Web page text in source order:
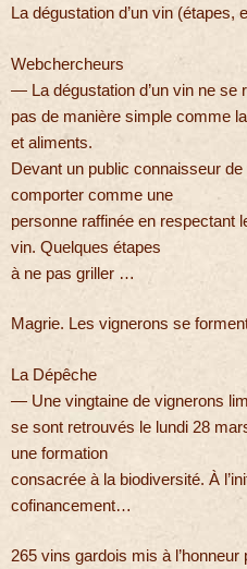
La dégustation d’un vin (étapes,
Webchercheurs
— La dégustation d’un vin ne se
pas de manière simple comme
et aliments.
Devant un public connaisseur
comporter comme une
personne raffinée en respectant
vin. Quelques étapes
à ne pas griller …
Magrie. Les vignerons se
La Dépêche
— Une vingtaine de vignerons
se sont retrouvés le lundi 28
une formation
consacrée à la biodiversité. À
cofinancement…
265 vins gardois mis à l’honneur